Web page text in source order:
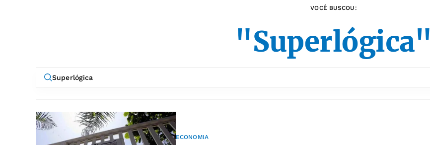
VOCÊ BUSCOU:
"Superlógica"
ECONOMIA